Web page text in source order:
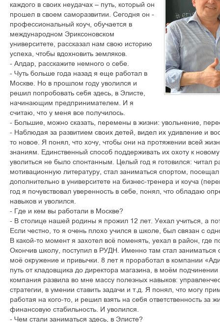
каждого в своих неудачах – путь, который он
прошел в своем саморазвитии. Сегодня он -
профессиональный коуч, обучается в
международном Эриксоновском
университете, рассказал нам свою историю
успеха, чтобы вдохновить земляков.
- Алдар, расскажите немного о себе.
- Чуть больше года назад я еще работал в
Москве. Но в прошлом году уволился и
решил попробовать себя здесь, в Элисте,
начинающим предпринимателем. И я
считаю, что у меня все получилось.
- Большие, можно сказать, перемены в жизни: увольнение,
- Наблюдая за развитием своих детей, видел их удивление и
то новое. Я понял, что хочу, чтобы они на протяжении всей
знаниям. Единственный способ поддерживать их охоту к
уволиться не было спонтанным. Целый год я готовился: читал
мотивационную литературу, стал заниматься спортом,
дополнительно в университете на бизнес-тренера и коуча
год я почувствовал уверенность в себе, понял, что обладаю
навыков и уволился.
- Где и кем вы работали в Москве?
- В столице нашей родины я прожил 12 лет. Уехал учиться, а
Если честно, то я очень плохо учился в школе, был связан с
В какой-то момент я захотел всё поменять, уехал в район, где
Окончив школу, поступил в РУДН. Именно там стал заниматься
моё окружение и привычки. 8 лет я проработал в компании
путь от кладовщика до директора магазина, в моём
компания развила во мне массу полезных навыков:
стратегии, в умении ставить задачи и т.д. Я понял, что могу
работая на кого-то, и решил взять на себя ответственность за
финансовую стабильность. И уволился.
- Чем стали заниматься здесь, в Элисте?